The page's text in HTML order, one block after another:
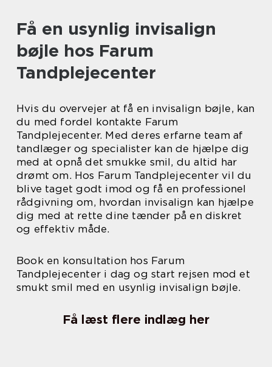
Få en usynlig invisalign
bøjle hos Farum
Tandplejecenter
Hvis du overvejer at få en invisalign bøjle, kan
du med fordel kontakte Farum
Tandplejecenter. Med deres erfarne team af
tandlæger og specialister kan de hjælpe dig
med at opnå det smukke smil, du altid har
drømt om. Hos Farum Tandplejecenter vil du
blive taget godt imod og få en professionel
rådgivning om, hvordan invisalign kan hjælpe
dig med at rette dine tænder på en diskret
og effektiv måde.
Book en konsultation hos Farum
Tandplejecenter i dag og start rejsen mod et
smukt smil med en usynlig invisalign bøjle.
Få læst flere indlæg her